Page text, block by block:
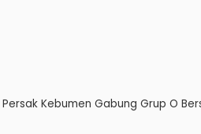
Kebumen Gabung Grup O